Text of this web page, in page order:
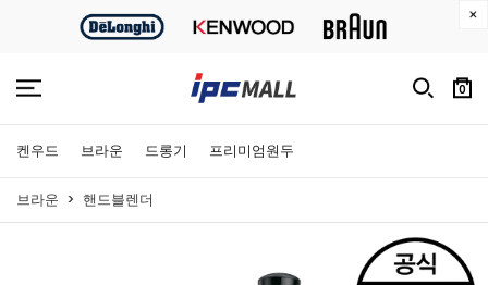
0
켄우드 브라운 드롱기 프리미엄원두
브라운 핸드블렌더